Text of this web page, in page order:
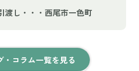
渡し・・・西尾市一色町
・コラム一覧を見る